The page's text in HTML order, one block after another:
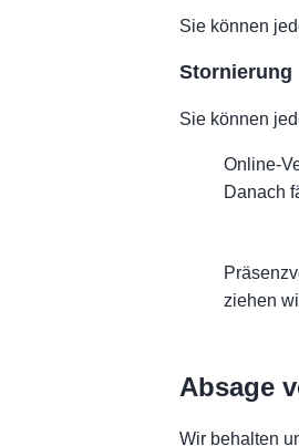
Sie können
Stornierung
Sie können
Online-
Danach
ziehen
Absage
Wir behalten